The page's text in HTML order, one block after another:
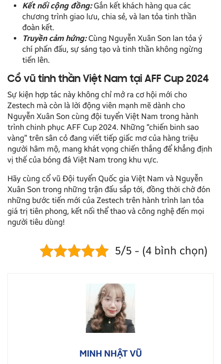
Kết nối cộng đồng:Gắn kết khách hàng qua các
chương trình giao lưu, chia sẻ, và lan tỏa tinh thần
đoàn kết.
Truyền cảm hứng: Cùng Nguyễn Xuân Son lan tỏa ý
chí phấn đấu, sự sáng tạo và tinh thần không ngừng
tiến lên.
Cổ vũ tinh thần Việt Nam tại AFF Cup 2024
Sự kiện hợp tác này không chỉ mở ra cơ hội mới cho
Zestech mà còn là lời động viên mạnh mẽ dành cho
Nguyễn Xuân Son cùng đội tuyển Việt Nam trong hành
trình chinh phục AFF Cup 2024. Những “chiến binh sao
vàng” trên sân cỏ đang viết tiếp giấc mơ của hàng triệu
người hâm mộ, mang khát vọng chiến thắng để khẳng định
vị thế của bóng đá Việt Nam trong khu vực.
Hãy cùng cổ vũ Đội tuyển Quốc gia Việt Nam và Nguyễn
Xuân Son trong những trận đấu sắp tới, đồng thời chờ đón
những bước tiến mới của Zestech trên hành trình lan tỏa
giá trị tiên phong, kết nối thể thao và công nghệ đến mọi
người tiêu dùng!
5/5 - (4 bình chọn)
MINH NHẬT VŨ